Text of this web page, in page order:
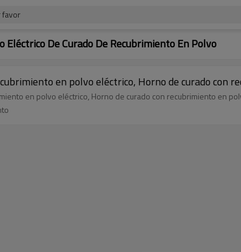
favor
Eléctrico De Curado De Recubrimiento En Polvo
en polvo eléctrico, Horno de curado con
en polvo eléctrico, Horno de curado con recubrimiento en